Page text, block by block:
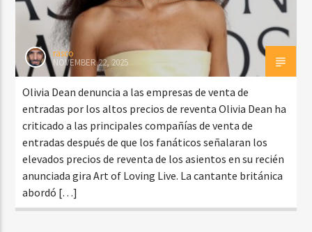
rasco
NOVEMBER 22, 2025
Olivia Dean denuncia a las empresas de venta de
entradas por los altos precios de reventa Olivia Dean ha
criticado a las principales compañías de venta de
entradas después de que los fanáticos señalaran los
elevados precios de reventa de los asientos en su recién
anunciada gira Art of Loving Live. La cantante británica
abordó […]